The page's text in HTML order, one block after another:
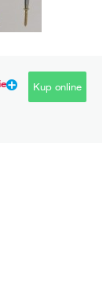
Kup online